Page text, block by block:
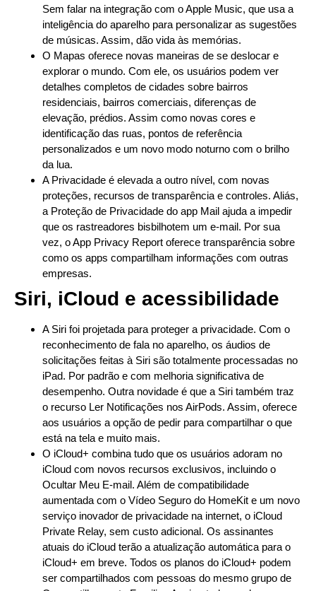
Sem falar na integração com o Apple Music, que usa a
inteligência do aparelho para personalizar as sugestões
de músicas. Assim, dão vida às memórias.
O Mapas oferece novas maneiras de se deslocar e
explorar o mundo. Com ele, os usuários podem ver
detalhes completos de cidades sobre bairros
residenciais, bairros comerciais, diferenças de
elevação, prédios. Assim como novas cores e
identificação das ruas, pontos de referência
personalizados e um novo modo noturno com o brilho
da lua.
A Privacidade é elevada a outro nível, com novas
proteções, recursos de transparência e controles. Aliás,
a Proteção de Privacidade do app Mail ajuda a impedir
que os rastreadores bisbilhotem um e-mail. Por sua
vez, o App Privacy Report oferece transparência sobre
como os apps compartilham informações com outras
empresas.
Siri, iCloud e acessibilidade
A Siri foi projetada para proteger a privacidade. Com o
reconhecimento de fala no aparelho, os áudios de
solicitações feitas à Siri são totalmente processadas no
iPad. Por padrão e com melhoria significativa de
desempenho. Outra novidade é que a Siri também traz
o recurso Ler Notificações nos AirPods. Assim, oferece
aos usuários a opção de pedir para compartilhar o que
está na tela e muito mais.
O iCloud+ combina tudo que os usuários adoram no
iCloud com novos recursos exclusivos, incluindo o
Ocultar Meu E-mail. Além de compatibilidade
aumentada com o Vídeo Seguro do HomeKit e um novo
serviço inovador de privacidade na internet, o iCloud
Private Relay, sem custo adicional. Os assinantes
atuais do iCloud terão a atualização automática para o
iCloud+ em breve. Todos os planos do iCloud+ podem
ser compartilhados com pessoas do mesmo grupo de